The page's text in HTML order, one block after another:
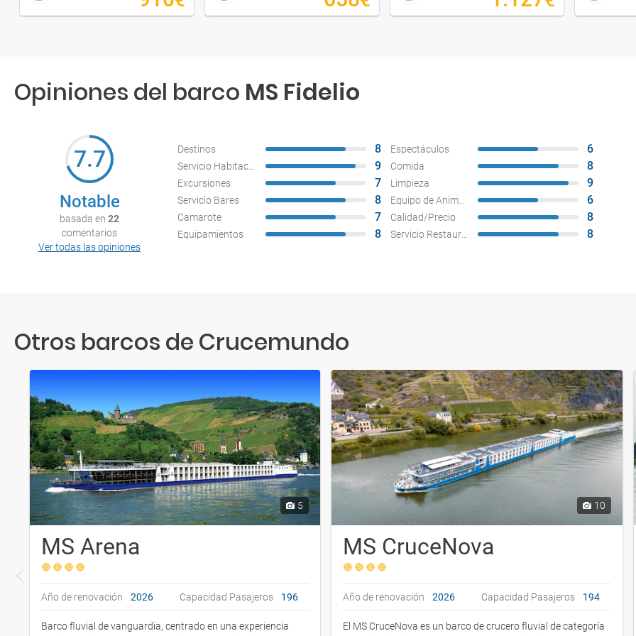
Opiniones del barco MS Fidelio
7.7
Notable
basada en 22
comentarios
Ver todas las opiniones
Destinos 8 Espectáculos 6
9 Comida 8
Excursiones 7 Limpieza 9
Servicio Bares 8 Equipo de Animación 6
Camarote 7 Calidad/Precio 8
Equipamientos 8 Servicio Restaurantes 8
Otros barcos de Crucemundo
5
MS Arena
Año de renovación 2026 Capacidad Pasajeros 196
Barco fluvial de vanguardia, centrado en una experiencia
10
MS CruceNova
Año de renovación 2026 Capacidad Pasajeros 194
El MS CruceNova es un barco de crucero fluvial de categoría